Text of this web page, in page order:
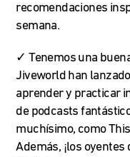
recomendaciones
semana.
✓ Tenemos una
Jiveworld han
aprender y practicar
de podcasts
muchísimo, como
Además, ¡los